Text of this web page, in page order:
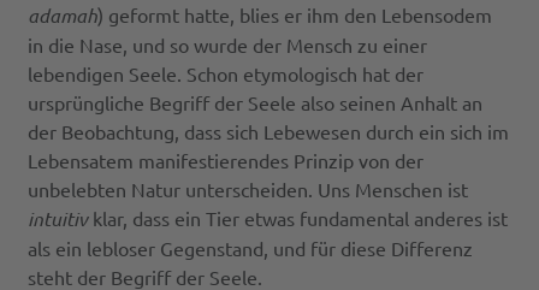
adamah) geformt hatte, blies er ihm den Lebensodem
in die Nase, und so wurde der Mensch zu einer
lebendigen Seele. Schon etymologisch hat der
ursprüngliche Begriff der Seele also seinen Anhalt an
der Beobachtung, dass sich Lebewesen durch ein sich im
Lebensatem manifestierendes Prinzip von der
unbelebten Natur unterscheiden. Uns Menschen ist
intuitiv klar, dass ein Tier etwas fundamental anderes ist
als ein lebloser Gegenstand, und für diese Differenz
steht der Begriff der Seele.